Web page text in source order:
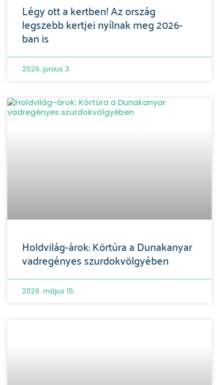
Légy ott a kertben! Az ország
legszebb kertjei nyílnak meg 2026-
ban is
2026. június 3.
Holdvilág-árok: Körtúra a Dunakanyar
vadregényes szurdokvölgyében
2026. május 15.